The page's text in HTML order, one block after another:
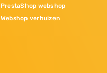
PrestaShop webshop
Webshop verhuizen